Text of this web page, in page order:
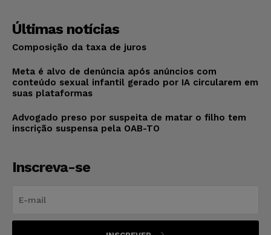
Últimas notícias
Composição da taxa de juros
Meta é alvo de denúncia após anúncios com
conteúdo sexual infantil gerado por IA circularem em
suas plataformas
Advogado preso por suspeita de matar o filho tem
inscrição suspensa pela OAB-TO
Inscreva-se